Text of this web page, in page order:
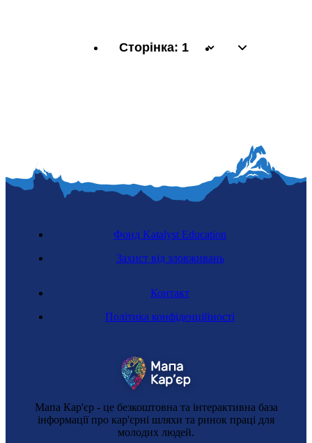
Мапа Кар'єр - це безкоштовна та інтерактивна база
інформації про кар'єрні шляхи та ринок праці для
молодих людей.
Контакт
Політика конфіденційності
Фонд Katalyst Education
Захист від зловживань